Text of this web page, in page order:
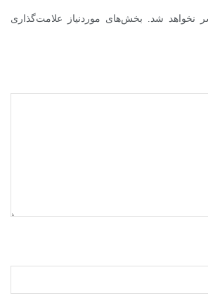
نخواهد شد. بخش‌های موردنیاز علامت‌گذاری